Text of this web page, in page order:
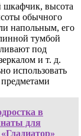
шкафчик, высота
обычного
напольным, его
тумбой
под
и т. д.
использовать
в
для